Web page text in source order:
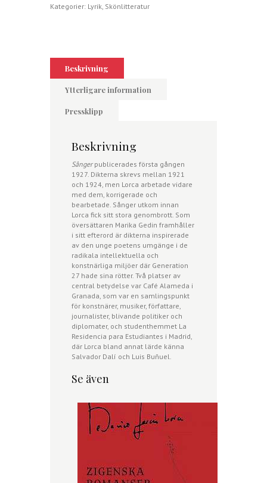
Kategorier: Lyrik Skönlitteratur
Beskrivning
Ytterligare information
Pressklipp
Beskrivning
Sångerpublicerades första gången
1927. Dikterna skrevs mellan 1921
och 1924, men Lorca arbetade vidare
med dem, korrigerade och
bearbetade. Sånger utkom innan
Lorca fick sitt stora genombrott. Som
översättaren Marika Gedin framhåller
i sitt efterord är dikterna inspirerade
av den unge poetens umgänge i de
radikala intellektuella och
konstnärliga miljöer där Generation
27 hade sina rötter. Två platser av
central betydelse var Café Alameda i
Granada, som var en samlingspunkt
för konstnärer, musiker, författare,
journalister, blivande politiker och
diplomater, och studenthemmet La
Residencia para Estudiantes i Madrid,
där Lorca bland annat lärde känna
Salvador Dalí och Luis Buñuel.
Se även